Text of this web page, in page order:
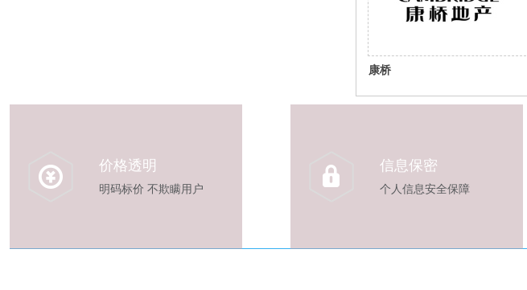
康桥
价格透明
明码标价 不欺瞒用户
信息保密
个人信息安全保障